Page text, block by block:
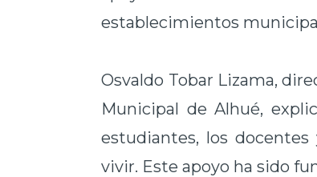
establecimientos
Osvaldo Tobar Lizama,
Municipal de Alhué,
estudiantes, los
vivir. Este apoyo ha sido